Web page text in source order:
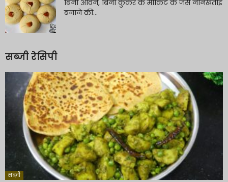
बिना ओवन, बिना कुकर के मार्किट के जैसे नानखताई
बनाने की...
सब्जी रेसिपी
सब्ज़ी